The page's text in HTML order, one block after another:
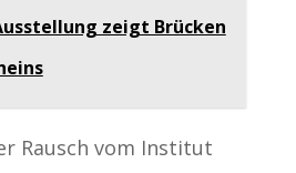
zeigt Brücken
Rausch vom Institut